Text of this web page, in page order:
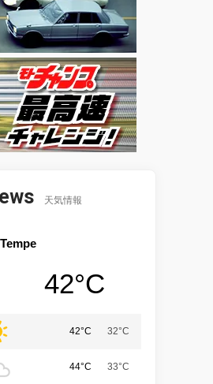
天気情報
Tempe
42°C
42°C 32°C
44°C 33°C